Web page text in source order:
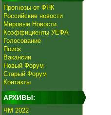
Прогнозы от ФНК
Российские новости
Мировые Новости
Коэффициенты УЕФА
Голосование
Поиск
Вакансии
Новый Форум
Старый Форум
Контакты
АРХИВЫ:
ЧМ 2022